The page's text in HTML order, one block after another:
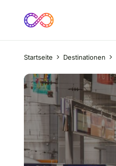
Startseite Destinationen